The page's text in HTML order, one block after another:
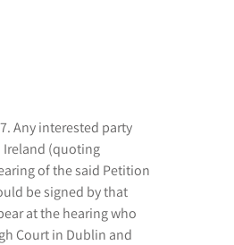
Any interested party
Ireland (quoting
of the said Petition
be signed by that
at the hearing who
Court in Dublin and